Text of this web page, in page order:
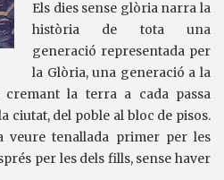
Els dies sense glòria narra la
història de tota una
generació representada per
la Glòria, una generació a la
la terra a cada passa
ciutat, del poble al bloc de pisos.
veure tenallada primer per les
per les dels fills, sense haver